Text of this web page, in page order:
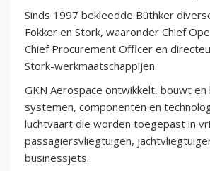
Sinds 1997 bekleedde Büthker
Fokker en Stork, waaronder Chief
Chief Procurement Officer en
Stork-werkmaatschappijen.
GKN Aerospace ontwikkelt, bouwt
systemen, componenten en
luchtvaart die worden toegepast in
passagiersvliegtuigen,
businessjets.